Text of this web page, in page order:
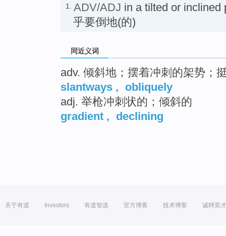
1. ADV/ADJ in a tilted or inclined
乎要倒地(的)
同近义词
adv. 倾斜地；摆着冲刺的架势；
slantways , obliquely
adj. 举枪冲刺状的；倾斜的
gradient , declining
关于有道 Investors 有道智选 官方博客 技术博客 诚聘英才